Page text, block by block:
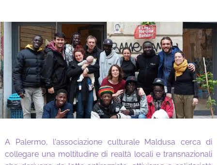
A Palermo, l'associazione culturale Maldusa cerca di
collegare una moltitudine di realtà locali e transnazionali